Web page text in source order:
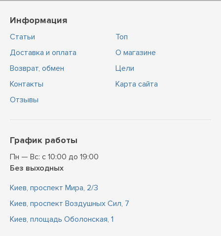
Информация
Статьи
Доставка и оплата
Возврат, обмен
Контакты
Отзывы
Топ
О магазине
Цели
Карта сайта
График работы
Пн — Вс: с 10:00 до 19:00
Без выходных
Киев, проспект Мира, 2/3
Киев, проспект Воздушных Сил, 7
Киев, площадь Оболонская, 1